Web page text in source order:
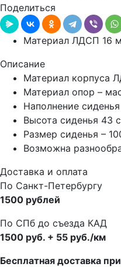
Поделиться
Материал ЛДСП 16
Описание
Материал корпуса
Материал опор –
Наполнение
Высота сиденья 43
Размер сиденья –
Возможна
Доставка и оплата
По Санкт-Петербургу
1500 рублей
По СПб до съезда КАД
1500 руб. + 55 руб./км
Бесплатная доставка